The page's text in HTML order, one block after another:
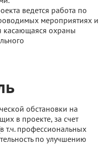
ведется работа по
мероприятиях и
касающаяся охраны
обстановки на
в проекте, за счет
т.ч. профессиональных
по улучшению